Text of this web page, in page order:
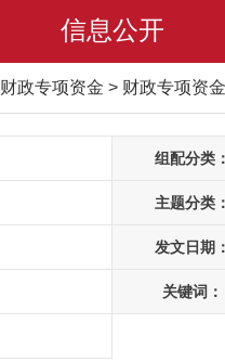
信息公开
财政专项资金 > 财政专项资
组配分类：
主题分类：
发文日期：
关键词：